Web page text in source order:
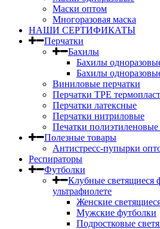
Маски оптом
Многоразовая маска
НАШИ СЕРТИФИКАТЫ
Перчатки
Бахилы
Бахилы
Бахилы
Виниловые перчатки
Перчатки TPE
Перчатки латексные
Перчатки нитриловые
Печатки полиэтиленовые
Полезные товары
Антистресс-пупырки
Респираторы
Футболки
Клубные светящиеся
ультрафиолете
Женские
Мужские футболки
Подростковые